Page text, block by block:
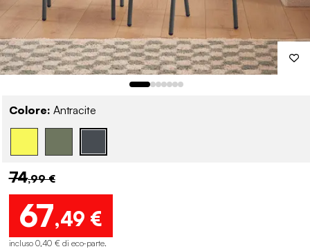
Colore: Antracite
74,99 €
67,49 €
incluso 0,40 € di eco-parte.